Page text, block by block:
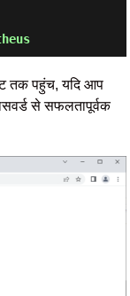
तक पहुंच, यदि आप
से सफलतापूर्वक